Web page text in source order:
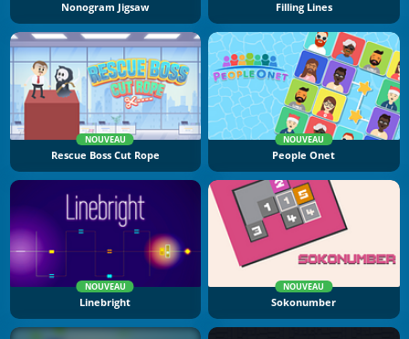
Nonogram Jigsaw Filling Lines
NOUVEAU
Rescue Boss Cut Rope
NOUVEAU
People Onet
NOUVEAU
Linebright
NOUVEAU
Sokonumber